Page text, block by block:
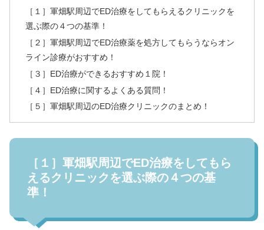
［１］軍畑駅周辺でED治療をしてもらえるクリニックを
選ぶ際の４つの基準！
［２］軍畑駅周辺でED治療薬を処方してもらうならオン
ライン診療がおすすめ！
［３］ED治療ができるおすすめ１院！
［４］ED治療に関するよくある質問！
［５］軍畑駅周辺のED治療クリニックのまとめ！
［１］軍畑駅周辺でED治療をしてもら
えるクリニックを選ぶ際の４つの基
準！